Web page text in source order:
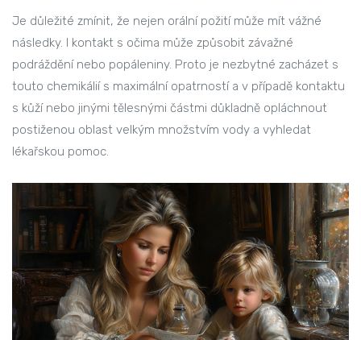
Je důležité zmínit, že nejen orální požití může mít vážné
následky. I kontakt s očima může způsobit závažné
podráždění nebo popáleniny. Proto je nezbytné zacházet s
touto chemikálií s maximální opatrností a v případě kontaktu
s kůží nebo jinými tělesnými částmi důkladně opláchnout
postiženou oblast velkým množstvím vody a vyhledat
lékařskou pomoc.